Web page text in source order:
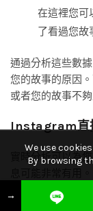
在這裡您可
了看過您故
通過分析這些數
您的故事的原因
或者您的故事不
Instagram直
實時分析可以為
相應行動的想法。
→
We use
By browsing